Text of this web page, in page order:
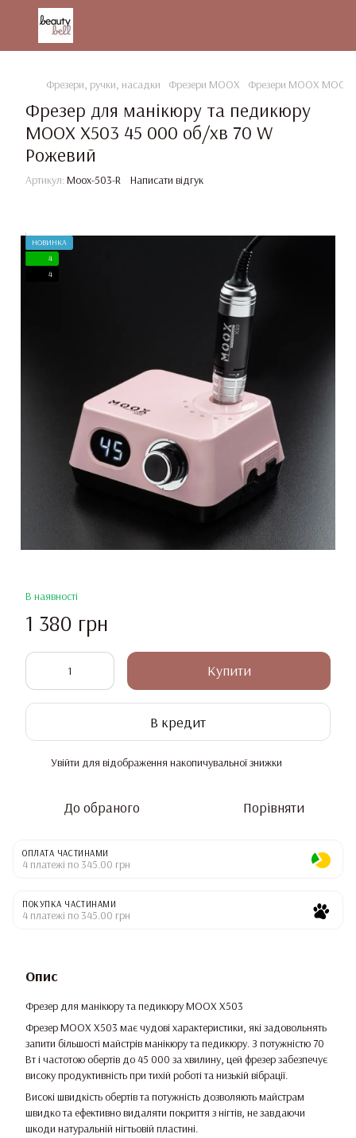
Фрезери, ручки, насадки Фрезери MOOX Фрезери MOOX MOOX
Фрезер для манікюру та педикюру
MOOX X503 45 000 об/хв 70 W
Рожевий
Артикул: Moox-503-R Написати відгук
НОВИНКА
4
4
В наявності
1 380 грн
Купити
В кредит
Увійти для відображення накопичувальної знижки
До обраного Порівняти
ОПЛАТА ЧАСТИНАМИ
4 платежі по 345.00 грн
ПОКУПКА ЧАСТИНАМИ
4 платежі по 345.00 грн
Опис
Фрезер для манікюру та педикюру MOOX X503
Фрезер MOOX X503 має чудові характеристики, які задовольнять
запити більшості майстрів манікюру та педикюру. З потужністю 70
Вт і частотою обертів до 45 000 за хвилину, цей фрезер забезпечує
високу продуктивність при тихій роботі та низькій вібрації.
Високі швидкість обертів та потужність дозволяють майстрам
швидко та ефективно видаляти покриття з нігтів, не завдаючи
шкоди натуральній нігтьовій пластині.